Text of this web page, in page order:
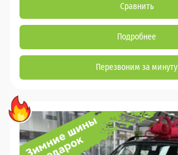
Сравнить
Подробнее
Перезвоним за минуту